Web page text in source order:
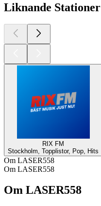
Liknande Stationer
RIX FM
Stockholm, Topplistor, Pop, Hits
Om LASER558
Om LASER558
Om LASER558